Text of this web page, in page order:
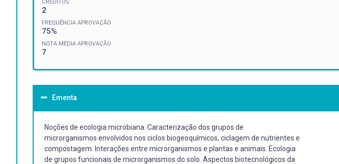
CRÉDITOS
2
FREQUÊNCIA APROVAÇÃO
75%
NOTA MÉDIA APROVAÇÃO
7
Ementa
Noções de ecologia microbiana. Caracterização dos grupos de
microrganismos envolvidos nos ciclos biogeoquímicos, ciclagem de nutrientes e
compostagem. Interações entre microrganismos e plantas e animais. Ecologia
de grupos funcionais de microrganismos do solo. Aspectos biotecnológicos da